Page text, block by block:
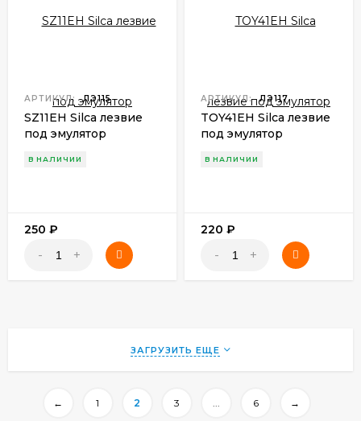
АРТИКУЛ: ЛЭ115
SZ11EH Silca лезвие
под эмулятор
В НАЛИЧИИ
250 ₽
- +
АРТИКУЛ: ЛЭ117
TOY41EH Silca лезвие
под эмулятор
В НАЛИЧИИ
220 ₽
- +
ЗАГРУЗИТЬ ЕЩЕ
← 1 2 3 6 →